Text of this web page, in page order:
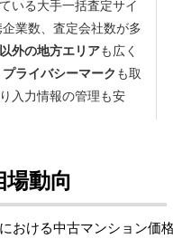
動向
おける中古マンション価